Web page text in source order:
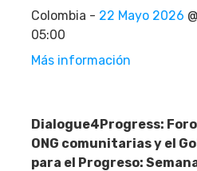
Colombia - 22 Mayo 2026
05:00
Más información
Dialogue4Progress:
ONG comunitarias y el
para el Progreso: